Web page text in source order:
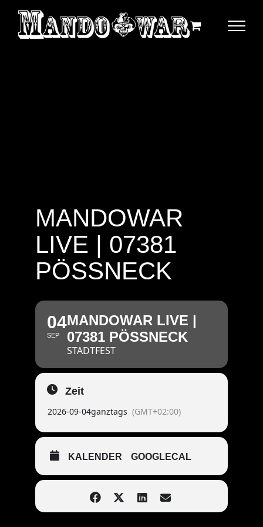
Inhalt
springen
MANDOWAR
LIVE | 07381
PÖSSNECK
04
SEP
MANDOWAR LIVE |
07381 PÖSSNECK
STADTFEST
Zeit
2026-09-04ganztags (GMT+02:00)
KALENDER GOOGLECAL